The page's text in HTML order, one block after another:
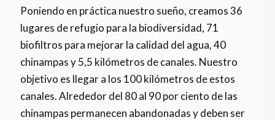
Poniendo en práctica nuestro sueño, creamos 36
lugares de refugio para la biodiversidad, 71
biofiltros para mejorar la calidad del agua, 40
chinampas y 5,5 kilómetros de canales. Nuestro
objetivo es llegar a los 100 kilómetros de estos
canales. Alrededor del 80 al 90 por ciento de las
chinampas permanecen abandonadas y deben ser